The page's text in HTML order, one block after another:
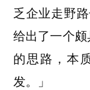
乏企业走野
给出了一个
的思路，本
发。」